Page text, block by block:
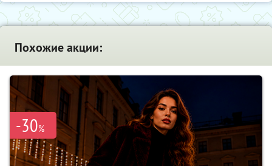
Похожие акции:
-30%